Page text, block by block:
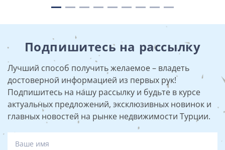
Подпишитесь на рассылку
Лучший способ получить желаемое – владеть
достоверной информацией из первых рук!
Подпишитесь на нашу рассылку и будьте в курсе
актуальных предложений, эксклюзивных новинок и
главных новостей на рынке недвижимости Турции.